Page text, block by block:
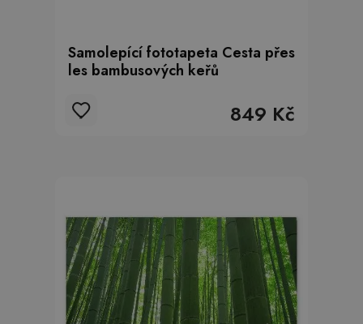
Samolepící fototapeta Cesta přes
les bambusových keřů
849 Kč